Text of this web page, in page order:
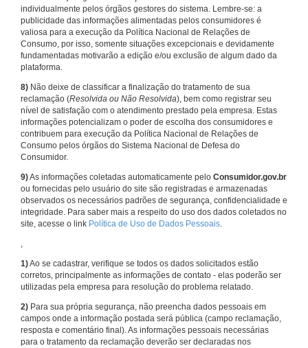
individualmente pelos órgãos gestores do sistema. Lembre-se: a
publicidade das informações alimentadas pelos consumidores é
valiosa para a execução da Política Nacional de Relações de
Consumo, por isso, somente situações excepcionais e devidamente
fundamentadas motivarão a edição e/ou exclusão de algum dado da
plataforma.
8) Não deixe de classificar a finalização do tratamento de sua
reclamação (Resolvida ou Não Resolvida), bem como registrar seu
nível de satisfação com o atendimento prestado pela empresa. Estas
informações potencializam o poder de escolha dos consumidores e
contribuem para execução da Política Nacional de Relações de
Consumo pelos órgãos do Sistema Nacional de Defesa do
Consumidor.
9)As informações coletadas automaticamente pelo Consumidor.gov.br
ou fornecidas pelo usuário do site são registradas e armazenadas
observados os necessários padrões de segurança, confidencialidade e
integridade. Para saber mais a respeito do uso dos dados coletados no
site, acesse o link Política de Uso de Dados Pessoais.
,
1)Ao se cadastrar, verifique se todos os dados solicitados estão
corretos, principalmente as informações de contato - elas poderão ser
utilizadas pela empresa para resolução do problema relatado.
2) Para sua própria segurança, não preencha dados pessoais em
campos onde a informação postada será pública (campo reclamação,
resposta e comentário final). As informações pessoais necessárias
para o tratamento da reclamação deverão ser declaradas nos